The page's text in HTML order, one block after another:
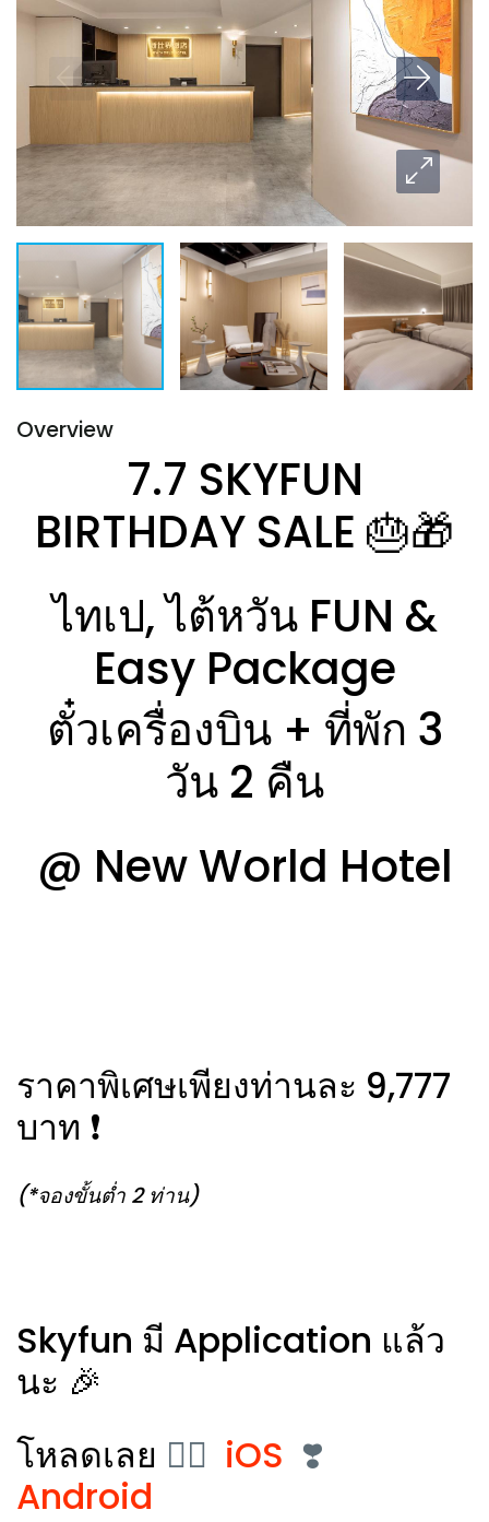
Overview
7.7 SKYFUN
BIRTHDAY SALE 🎂🎁
ไทเป, ไต้หวัน FUN &
Easy Package
ตั๋วเครื่องบิน + ที่พัก 3
วัน 2 คืน
@ New World Hotel
ราคาพิเศษเพียงท่านละ 9,777
บาท ❗️
(*จองขั้นต่ำ 2 ท่าน)
Skyfun มี Application แล้ว
นะ 🎉
โหลดเลย 👉🏻 iOS ❣️
Android